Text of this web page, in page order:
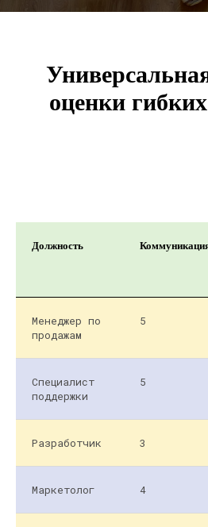
оценки
Должность
Менеджер по
продажам
5
Специалист
поддержки
5
Разработчик 3
Маркетолог 4